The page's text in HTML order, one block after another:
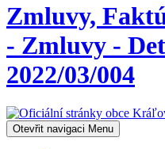
Zmluvy,
- Zmluvy -
2022/03/004
Otevřit navigaci Menu